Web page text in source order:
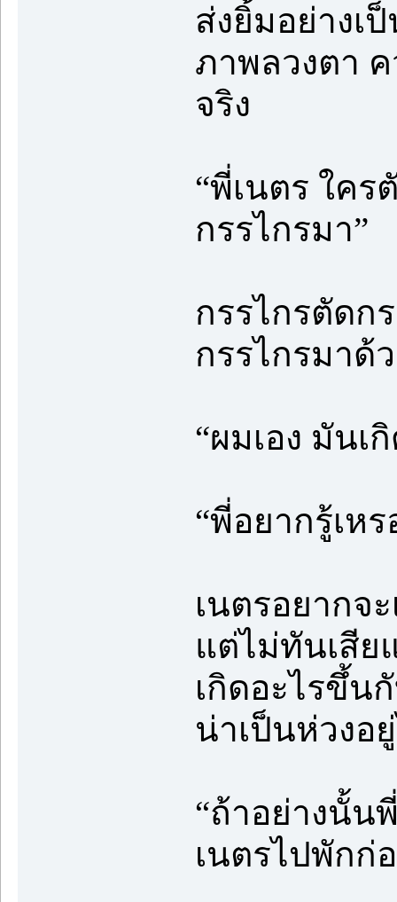
ส่งยิ้มอย่างเ
ภาพลวงตา
จริง
“พี่เนตร ใคร
กรรไกรมา”
กรรไกรตัดก
กรรไกรมาด้
“ผมเอง มันเ
“พี่อยากรู้เห
เนตรอยากจ
แต่ไม่ทันเสีย
เกิดอะไรขึ้น
น่าเป็นห่วงอ
“ถ้าอย่างนั้น
เนตรไปพักก่